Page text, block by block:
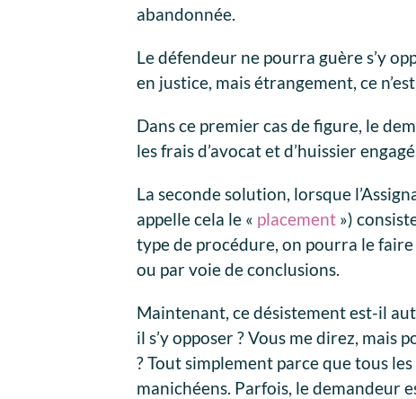
abandonnée.
Le défendeur ne pourra guère s’y
en justice, mais étrangement, ce
Dans ce premier cas de figure, le
les frais d’avocat et d’huissier
La seconde solution, lorsque
appelle cela le « placement »)
type de procédure, on pourra le
ou par voie de conclusions.
Maintenant, ce désistement est-il
il s’y opposer ? Vous me direz, mais
? Tout simplement parce que tous
manichéens. Parfois, le demandeur